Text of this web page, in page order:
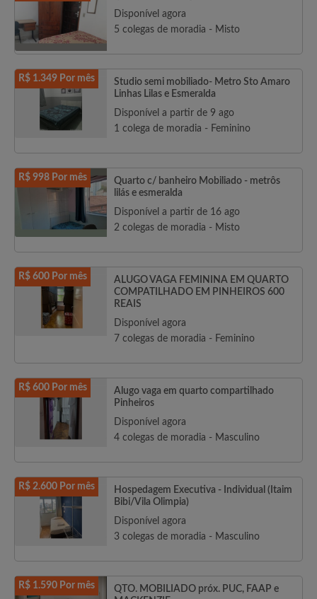
Disponível agora
5 colegas de moradia - Misto
R$ 1.349 Por mês
Studio semi mobiliado- Metro Sto Amaro
Linhas Lilas e Esmeralda
Disponível a partir de 9 ago
1 colega de moradia - Feminino
R$ 998 Por mês
Quarto c/ banheiro Mobiliado - metrôs
lilás e esmeralda
Disponível a partir de 16 ago
2 colegas de moradia - Misto
R$ 600 Por mês
ALUGO VAGA FEMININA EM QUARTO
COMPATILHADO EM PINHEIROS 600
REAIS
Disponível agora
7 colegas de moradia - Feminino
R$ 600 Por mês
Alugo vaga em quarto compartilhado
Pinheiros
Disponível agora
4 colegas de moradia - Masculino
R$ 2.600 Por mês
Hospedagem Executiva - Individual (Itaim
Bibi/Vila Olimpia)
Disponível agora
3 colegas de moradia - Masculino
R$ 1.590 Por mês
QTO. MOBILIADO próx. PUC, FAAP e